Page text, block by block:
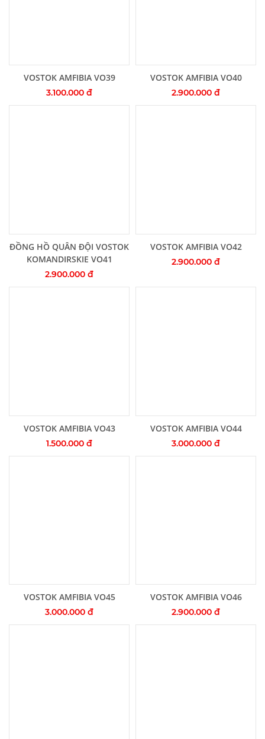
Thêm vào giỏ hàng
VOSTOK AMFIBIA VO39
3.100.000 đ
Thêm vào giỏ hàng
VOSTOK AMFIBIA VO40
2.900.000 đ
Thêm vào giỏ hàng
ĐỒNG HỒ QUÂN ĐỘI VOSTOK
KOMANDIRSKIE VO41
2.900.000 đ
Thêm vào giỏ hàng
VOSTOK AMFIBIA VO42
2.900.000 đ
Thêm vào giỏ hàng
VOSTOK AMFIBIA VO43
1.500.000 đ
Thêm vào giỏ hàng
VOSTOK AMFIBIA VO44
3.000.000 đ
Thêm vào giỏ hàng
VOSTOK AMFIBIA VO45
3.000.000 đ
Thêm vào giỏ hàng
VOSTOK AMFIBIA VO46
2.900.000 đ